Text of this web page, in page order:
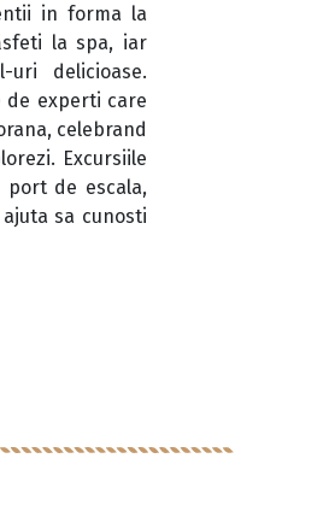
in forma la
la spa, iar
delicioase.
de experti care
celebrand
Excursiile
port de escala,
sa cunosti